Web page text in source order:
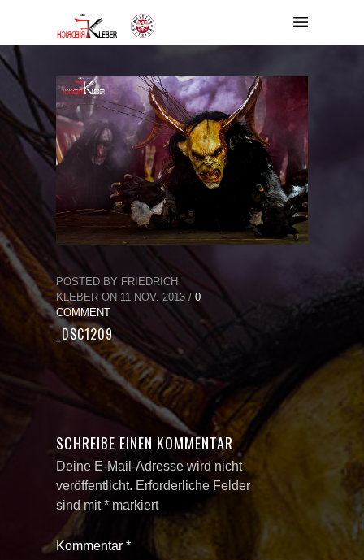
POSTED BY FRIEDRICH
KLEBER ON 11 NOV. 2013 / 0
COMMENT
_DSC1209
SCHREIBE EINEN KOMMENTAR
Deine E-Mail-Adresse wird nicht
veröffentlicht. Erforderliche Felder
sind mit* markiert
Kommentar *